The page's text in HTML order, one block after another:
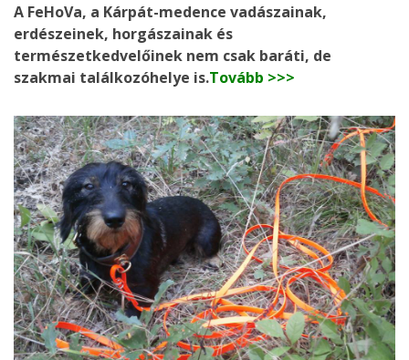
A FeHoVa, a Kárpát-medence vadászainak,
erdészeinek, horgászainak és
természetkedvelőinek nem csak baráti, de
szakmai találkozóhelye is.Tovább >>>